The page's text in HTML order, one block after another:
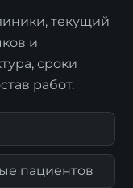
текущий
и
сроки
работ.
пациентов